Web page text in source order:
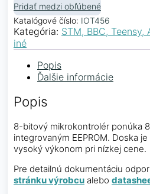
Pridať medzi obľúbené
Katalógové číslo: IOT456
Kategória: STM, BBC, Teensy,
iné
Popis
Ďalšie informácie
Popis
8-bitový mikrokontrolér ponúka
integrovaným EEPROM. Doska
vysoký výkonom pri nízkej cene.
Pre detailnú dokumentáciu
stránku výrobcu alebo